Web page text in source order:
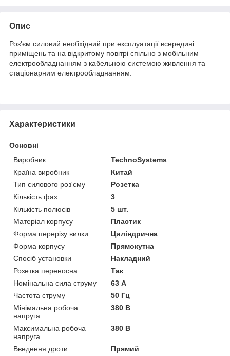
Опис
Роз'єм силовий необхідний при експлуатації всередині
приміщень та на відкритому повітрі спільно з мобільним
електрообладнанням з кабельною системою живлення та
стаціонарним електрообладнанням.
Характеристики
Основні
Виробник
TechnoSystems
Країна виробник
Китай
Тип силового роз'єму
Розетка
Кількість фаз
3
Кількість полюсів
5 шт.
Матеріал корпусу
Пластик
Форма перерізу вилки
Циліндрична
Форма корпусу
Прямокутна
Спосіб установки
Накладний
Розетка переносна
Так
Номінальна сила струму
63 А
Частота струму
50 Гц
Мінімальна робоча
напруга
380 В
Максимальна робоча
напруга
380 В
Введення дроти
Прямий